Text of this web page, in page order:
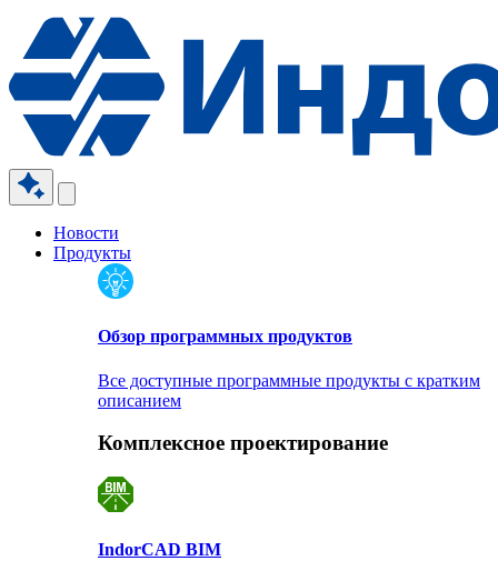
Новости
Продукты
Обзор программных продуктов
Все доступные программные продукты с кратким
описанием
Комплексное проектирование
IndorCAD BIM